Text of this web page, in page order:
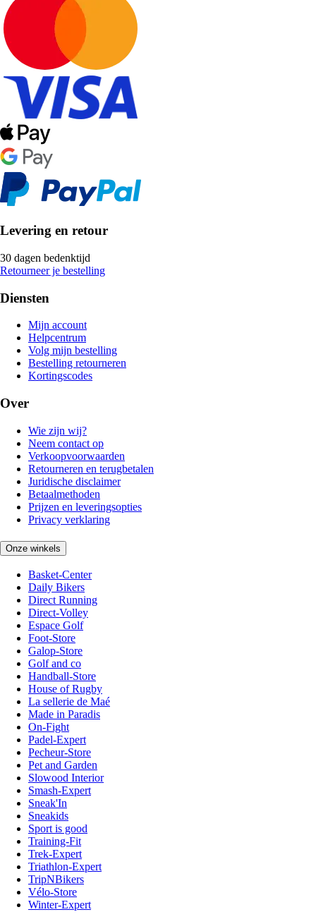
Levering en retour
30 dagen bedenktijd
Retourneer je bestelling
Diensten
Mijn account
Helpcentrum
Volg mijn bestelling
Bestelling retourneren
Kortingscodes
Over
Wie zijn wij?
Neem contact op
Verkoopvoorwaarden
Retourneren en terugbetalen
Juridische disclaimer
Betaalmethoden
Prijzen en leveringsopties
Privacy verklaring
Onze winkels
Basket-Center
Daily Bikers
Direct Running
Direct-Volley
Espace Golf
Foot-Store
Galop-Store
Golf and co
Handball-Store
House of Rugby
La sellerie de Maé
Made in Paradis
On-Fight
Padel-Expert
Pecheur-Store
Pet and Garden
Slowood Interior
Smash-Expert
Sneak'In
Sneakids
Sport is good
Training-Fit
Trek-Expert
Triathlon-Expert
TripNBikers
Vélo-Store
Winter-Expert